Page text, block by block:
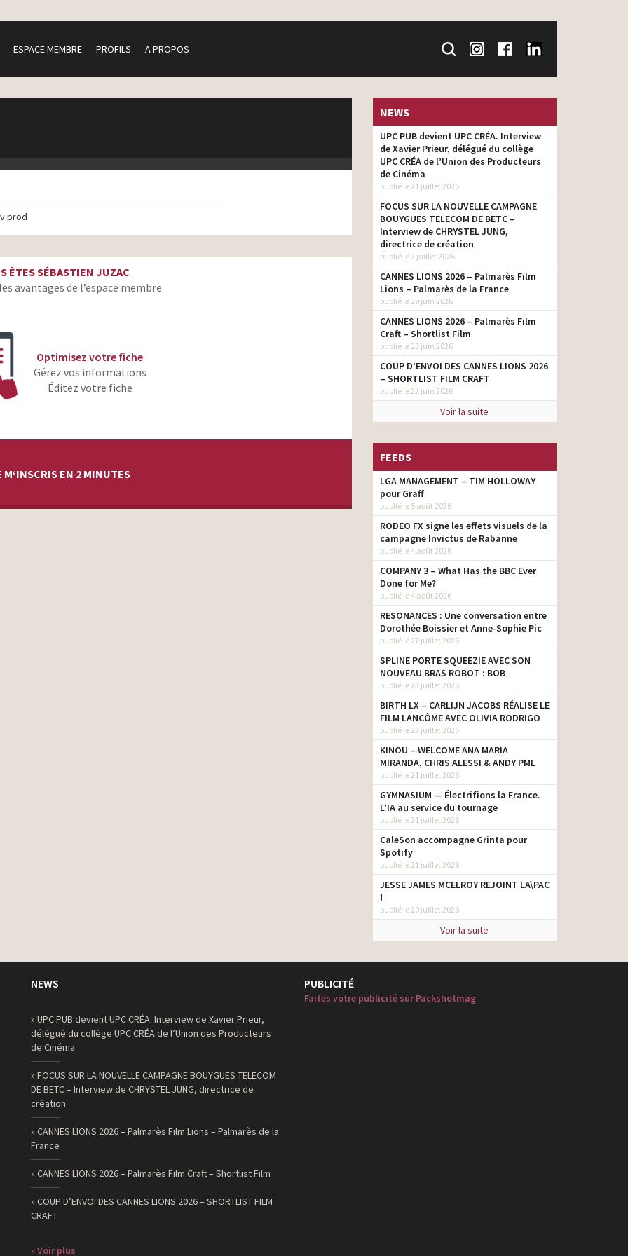
ESPACE MEMBRE PROFILS A PROPOS
prod
ÊTES SÉBASTIEN JUZAC
avantages de l’espace membre
Optimisez votre fiche
Gérez vos informations
Éditez votre fiche
EN 2 MINUTES
NEWS
UPC PUB devient UPC CRÉA. Interview
de Xavier Prieur, délégué du collège
UPC CRÉA de l’Union des Producteurs
de Cinéma
publié le 21 juillet 2026
FOCUS SUR LA NOUVELLE CAMPAGNE
BOUYGUES TELECOM DE BETC –
Interview de CHRYSTEL JUNG,
directrice de création
publié le 2 juillet 2026
CANNES LIONS 2026 – Palmarès Film
Lions – Palmarès de la France
publié le 29 juin 2026
CANNES LIONS 2026 – Palmarès Film
Craft – Shortlist Film
publié le 23 juin 2026
COUP D’ENVOI DES CANNES LIONS 2026
– SHORTLIST FILM CRAFT
publié le 22 juin 2026
Voir la suite
FEEDS
LGA MANAGEMENT – TIM HOLLOWAY
pour Graff
publié le 5 août 2026
RODEO FX signe les effets visuels de la
campagne Invictus de Rabanne
publié le 4 août 2026
COMPANY 3 – What Has the BBC Ever
Done for Me?
publié le 4 août 2026
RESONANCES : Une conversation entre
Dorothée Boissier et Anne-Sophie Pic
publié le 27 juillet 2026
SPLINE PORTE SQUEEZIE AVEC SON
NOUVEAU BRAS ROBOT : BOB
publié le 23 juillet 2026
BIRTH LX – CARLIJN JACOBS RÉALISE LE
FILM LANCÔME AVEC OLIVIA RODRIGO
publié le 23 juillet 2026
KINOU – WELCOME ANA MARIA
MIRANDA, CHRIS ALESSI & ANDY PML
publié le 21 juillet 2026
GYMNASIUM — Électrifions la France.
L’IA au service du tournage
publié le 21 juillet 2026
CaleSon accompagne Grinta pour
Spotify
publié le 21 juillet 2026
JESSE JAMES MCELROY REJOINT LA\PAC
!
publié le 20 juillet 2026
Voir la suite
NEWS
» UPC PUB devient UPC CRÉA. Interview de Xavier Prieur,
délégué du collège UPC CRÉA de l’Union des Producteurs
de Cinéma
» FOCUS SUR LA NOUVELLE CAMPAGNE BOUYGUES TELECOM
DE BETC – Interview de CHRYSTEL JUNG, directrice de
création
» CANNES LIONS 2026 – Palmarès Film Lions – Palmarès de la
France
» CANNES LIONS 2026 – Palmarès Film Craft – Shortlist Film
» COUP D’ENVOI DES CANNES LIONS 2026 – SHORTLIST FILM
CRAFT
» Voir plus
PUBLICITÉ
Faites votre publicité sur Packshotmag